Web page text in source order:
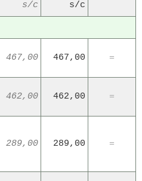
s/c s/c
467,00 467,00 =
462,00 462,00 =
289,00 289,00 =